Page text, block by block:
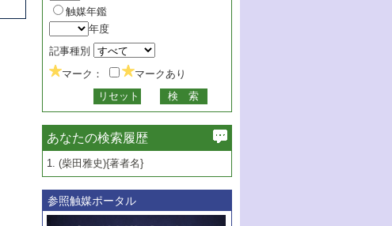
触媒年鑑
年度
記事種別
マーク：
マークあり
あなたの検索履歴
1. (柴田雅史){著者名}
参照触媒ポータル